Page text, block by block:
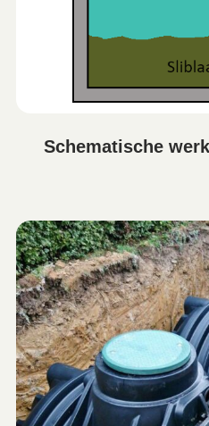
Schematische